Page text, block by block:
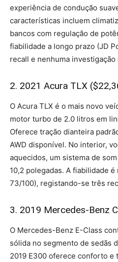
experiência de condução
características incluem
bancos com regulação de
fiabilidade a longo prazo (JD
recall e nenhuma
2. 2021 Acura TLX
O Acura TLX é o mais novo
motor turbo de 2.0 litros em
Oferece tração dianteira
AWD disponível. No interior,
aquecidos, um sistema de
10,2 polegadas. A fiabilidade
73/100), registando-se três
3. 2019 Mercedes-Benz
O Mercedes-Benz E-Class
sólida no segmento de sedãs
2019 E300 oferece conforto e